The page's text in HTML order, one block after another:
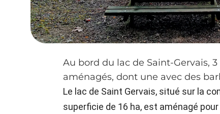
Au bord du lac de Saint-Gervais,
aménagés, dont une avec des
Le lac de Saint Gervais, situé sur la
superficie de 16 ha, est aménagé